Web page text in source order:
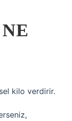
kilo verdirir.